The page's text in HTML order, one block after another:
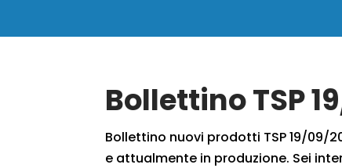
Bollettino TSP
Bollettino nuovi prodotti TSP 19/09/
e attualmente in produzione. Sei